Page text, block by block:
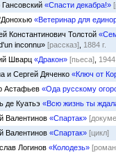
«Спасти декабра!»
«Ветеринар для
Константинович Толстой
inconnu» [рассказ] 1884 г.
Шварц «Дракон» [пьеса] 1944
и Сергей Дяченко «Ключ от
Астафьев «Ода русскому
де Куатьэ «Всю жизнь ты
Валентинов «Спартак»
Валентинов «Спартак» [цикл]
Логинов «Колодезь»